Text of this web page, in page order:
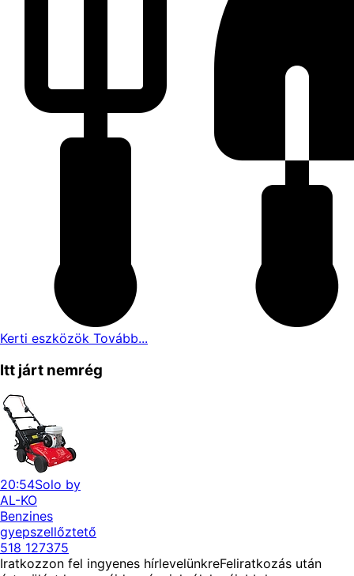
Kerti eszközök Tovább...
Itt járt nemrég
20:54Solo by
AL-KO
Benzines
gyepszellőztető
518 127375
Iratkozzon fel ingyenes hírlevelünkreFeliratkozás után